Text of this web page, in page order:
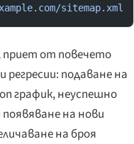
sitemap.xml
приет от повечето
подаване на
график, неуспешно
на нови
на броя